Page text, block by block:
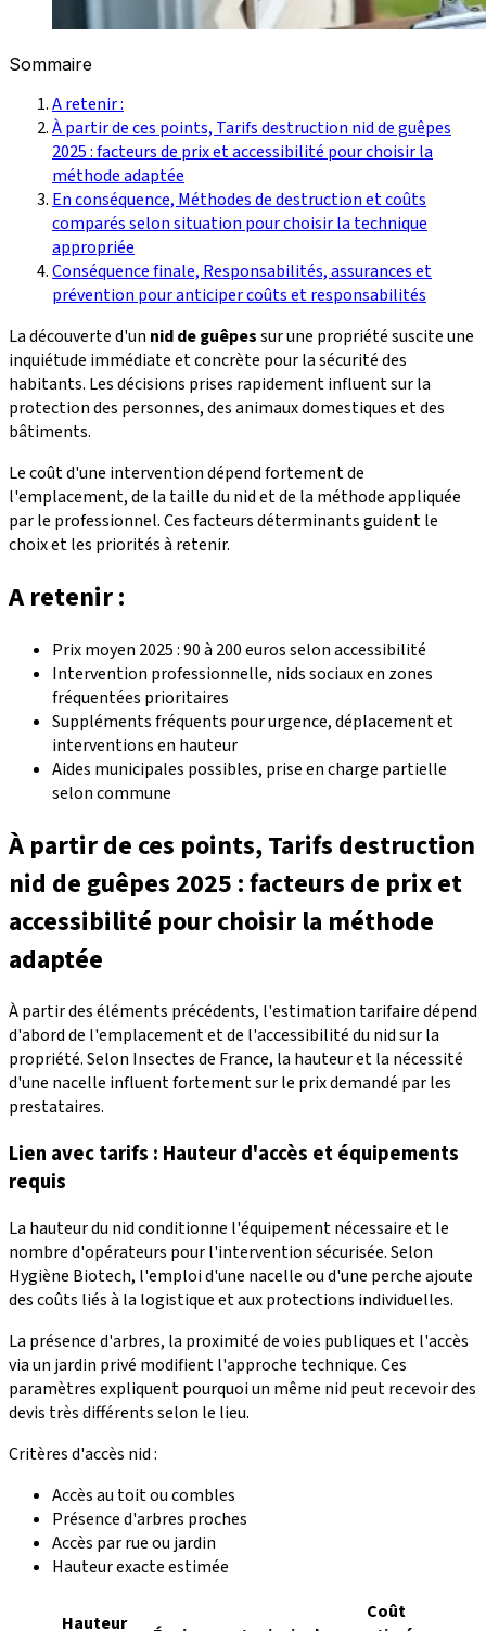
Sommaire
A retenir :
À partir de ces points, Tarifs destruction nid de guêpes
2025 : facteurs de prix et accessibilité pour choisir la
méthode adaptée
En conséquence, Méthodes de destruction et coûts
comparés selon situation pour choisir la technique
appropriée
Conséquence finale, Responsabilités, assurances et
prévention pour anticiper coûts et responsabilités
La découverte d'un nid de guêpessur une propriété suscite une
inquiétude immédiate et concrète pour la sécurité des
habitants. Les décisions prises rapidement influent sur la
protection des personnes, des animaux domestiques et des
bâtiments.
Le coût d'une intervention dépend fortement de
l'emplacement, de la taille du nid et de la méthode appliquée
par le professionnel. Ces facteurs déterminants guident le
choix et les priorités à retenir.
A retenir :
Prix moyen 2025 : 90 à 200 euros selon accessibilité
Intervention professionnelle, nids sociaux en zones
fréquentées prioritaires
Suppléments fréquents pour urgence, déplacement et
interventions en hauteur
Aides municipales possibles, prise en charge partielle
selon commune
À partir de ces points, Tarifs destruction
nid de guêpes 2025 : facteurs de prix et
accessibilité pour choisir la méthode
adaptée
À partir des éléments précédents, l'estimation tarifaire dépend
d'abord de l'emplacement et de l'accessibilité du nid sur la
propriété. Selon Insectes de France, la hauteur et la nécessité
d'une nacelle influent fortement sur le prix demandé par les
prestataires.
Lien avec tarifs : Hauteur d'accès et équipements
requis
La hauteur du nid conditionne l'équipement nécessaire et le
nombre d'opérateurs pour l'intervention sécurisée. Selon
Hygiène Biotech, l'emploi d'une nacelle ou d'une perche ajoute
des coûts liés à la logistique et aux protections individuelles.
La présence d'arbres, la proximité de voies publiques et l'accès
via un jardin privé modifient l'approche technique. Ces
paramètres expliquent pourquoi un même nid peut recevoir des
devis très différents selon le lieu.
Critères d'accès nid :
Accès au toit ou combles
Présence d'arbres proches
Accès par rue ou jardin
Hauteur exacte estimée
Hauteur
Coût